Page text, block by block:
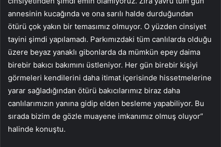
annesinin kucağında ve ona sarılı halde durduğundan
ötürü çok yakın bir temasımız olmuyor. O yüzden cinsiyet
tayini şimdi yapılamadı. Parkımızdaki tüm canlılarda olduğu
üzere beyaz yanaklı gibonlarda da mümkün epey daima
birebir bakıcı bakımını üstleniyor. Her gün birebir kişiyi
görmeleri kendilerini daha itimat içerisinde hissetmelerine
yarar sağladığından ötürü bakıcılarımız biraz daha
canlılarımızın yanına gidip elden besleme yapabiliyor. Bu
sırada bizim de gözle muayene imkanımız olmuş oluyor”
halinde konuştu.